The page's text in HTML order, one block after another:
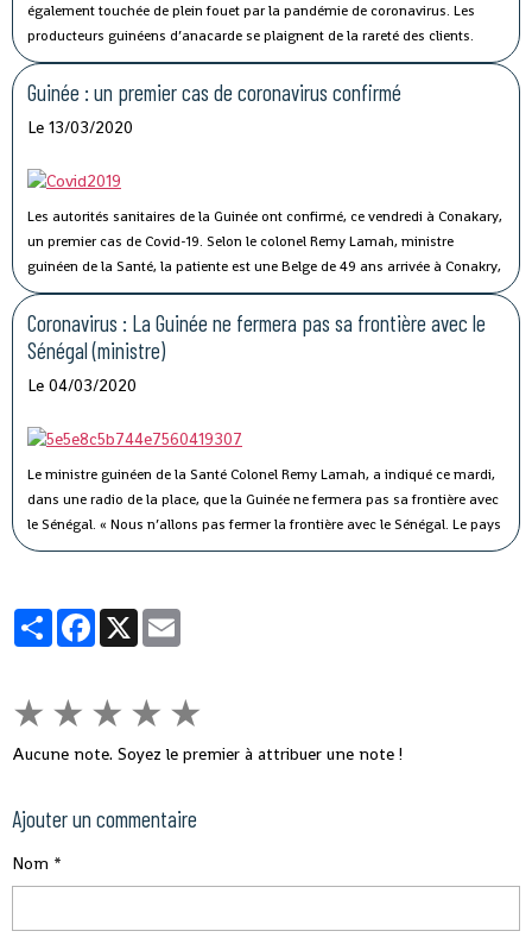
également touchée de plein fouet par la pandémie de coronavirus. Les
producteurs guinéens d’anacarde se plaignent de la rareté des clients.
Lancée le 02 avril dernier, par le ministère du Commerce, la campagne de
commercialisation de l’anacarde n’a pas connu son affluence habituelle à
cause de la crise sanitaire qui secoue le monde.
Guinée : un premier cas de coronavirus confirmé
Le 13/03/2020
Les autorités sanitaires de la Guinée ont confirmé, ce vendredi à Conakary,
un premier cas de Covid-19. Selon le colonel Remy Lamah, ministre
guinéen de la Santé, la patiente est une Belge de 49 ans arrivée à Conakry,
il y a une semaine. « Elle a été conduite et isolée au Centre de traitement de
Nongo », a-t-il indiqué.
Coronavirus : La Guinée ne fermera pas sa frontière avec le
Sénégal (ministre)
Le 04/03/2020
Le ministre guinéen de la Santé Colonel Remy Lamah, a indiqué ce mardi,
dans une radio de la place, que la Guinée ne fermera pas sa frontière avec
le Sénégal. « Nous n’allons pas fermer la frontière avec le Sénégal. Le pays
est signataire du règlement sanitaire international. Ce n’est pas parce que
prises pour éviter ce virus en Guinée.
PartagerFacebook
X
★ ★ ★ ★ ★
Aucune note. Soyez le premier à attribuer une note !
Ajouter un commentaire
Nom